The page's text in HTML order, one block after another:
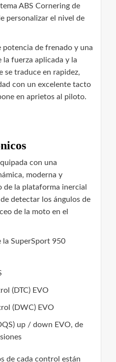
ABS Cornering de
personalizar el nivel de
potencia de frenado y una
fuerza aplicada y la
se traduce en rapidez,
con un excelente tacto
en aprietos al piloto.
con una
moderna y
de la plataforma inercial
detectar los ángulos de
de la moto en el
la SuperSport 950
(DTC) EVO
(DWC) EVO
up / down EVO, de
de cada control están